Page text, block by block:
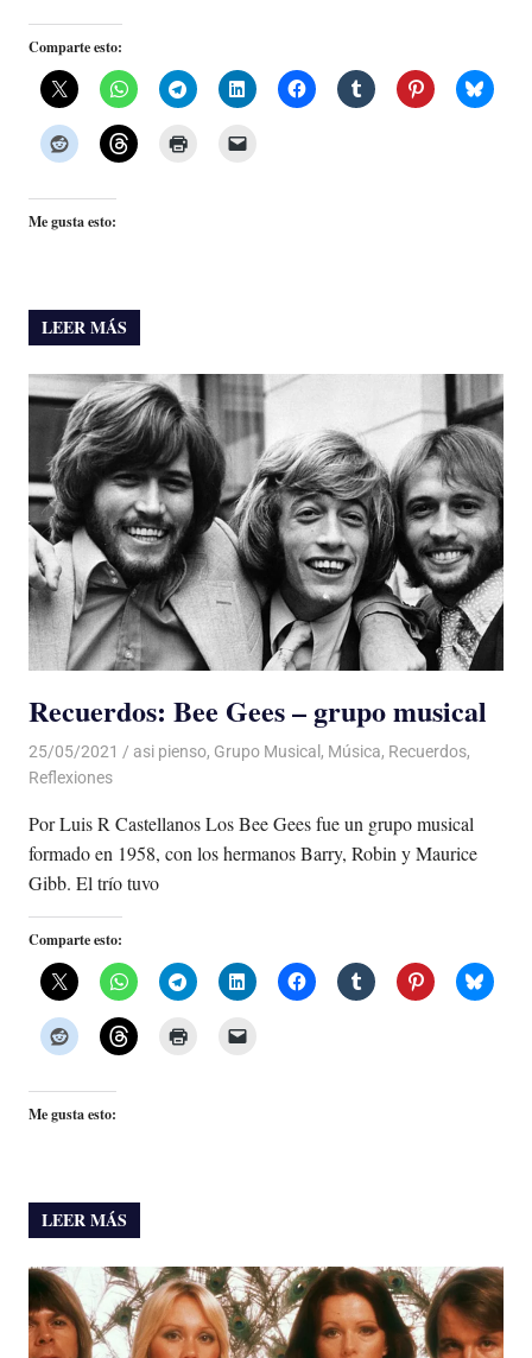
Comparte esto:
Me gusta esto:
LEER MÁS
Recuerdos: Bee Gees – grupo musical
25/05/2021 De todo un Poco
asi pienso, Grupo Musical , Música, Recuerdos,
Reflexiones
Por Luis R Castellanos Los Bee Gees fue un grupo musical
formado en 1958, con los hermanos Barry, Robin y Maurice
Gibb. El trío tuvo
Comparte esto:
Me gusta esto:
LEER MÁS